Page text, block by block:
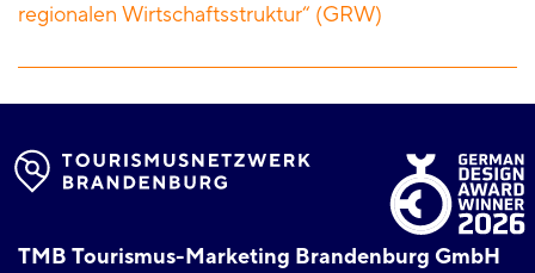
regionalen Wirtschaftsstruktur“ (GRW)
TMB Tourismus-Marketing Brandenburg GmbH